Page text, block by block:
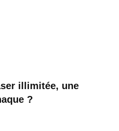
illimitée, une
?